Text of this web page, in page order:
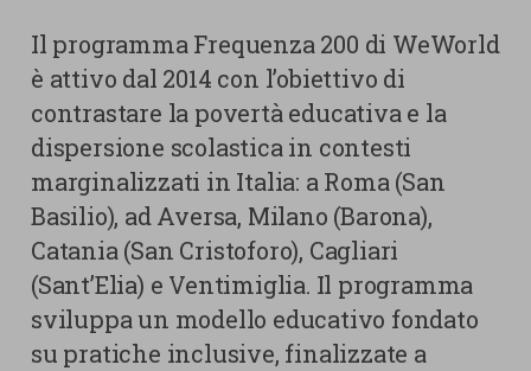
Il programma Frequenza 200 di WeWorld
è attivo dal 2014 con l’obiettivo di
contrastare la povertà educativa e la
dispersione scolastica in contesti
marginalizzati in Italia: a Roma (San
Basilio), ad Aversa, Milano (Barona),
Catania (San Cristoforo), Cagliari
(Sant’Elia) e Ventimiglia. Il programma
sviluppa un modello educativo fondato
su pratiche inclusive, finalizzate a